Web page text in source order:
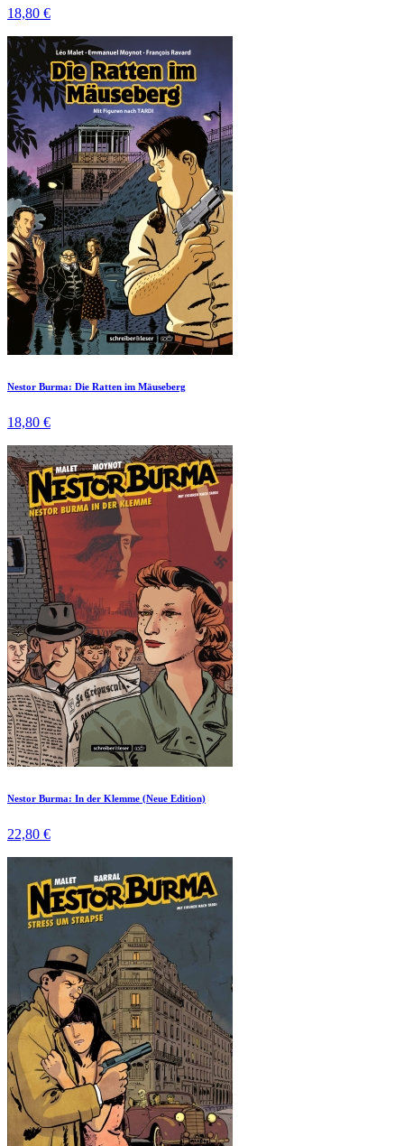
18,80 €
Nestor Burma: Die Ratten im Mäuseberg
18,80 €
Nestor Burma: In der Klemme (Neue Edition)
22,80 €